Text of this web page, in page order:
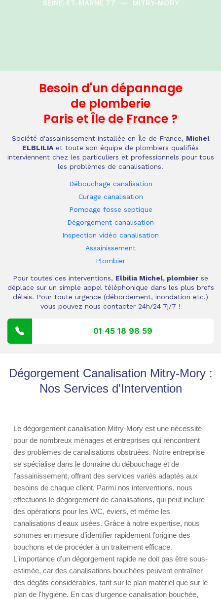
SEINE-ET-MARNE 77
— MITRY-MORY
Besoin d'un dépannage
de plomberie
Paris et Île de France ?
Société d'assainissement installée en Île de France, Michel
ELBLILIA et toute son équipe de plombiers qualifiés
interviennent chez les particuliers et professionnels pour tous
les problèmes de canalisations.
Débouchage canalisation
Curage canalisation
Pompage fosse septique
Dégorgement canalisation
Inspection vidéo canalisation
Assainissement
Plombier
Pour toutes ces interventions, Elbilia Michel, plombier se
déplace sur un simple appel téléphonique dans les plus brefs
délais. Pour toute urgence (débordement, inondation etc.)
vous pouvez nous contacter 24h/24 7j/7 !
01 45 18 98 59
Dégorgement Canalisation Mitry-Mory :
Nos Services d'Intervention
Le dégorgement canalisation Mitry-Mory est une nécessité
pour de nombreux ménages et entreprises qui rencontrent
des problèmes de canalisations obstruées. Notre entreprise
se spécialise dans le domaine du débouchage et de
l’assainissement, offrant des services variés adaptés aux
besoins de chaque client. Parmi nos interventions, nous
effectuons le dégorgement de canalisations, qui peut inclure
des opérations pour les WC, éviers, et même les
canalisations d'eaux usées. Grâce à notre expertise, nous
sommes en mesure d’identifier rapidement l’origine des
bouchons et de procéder à un traitement efficace.
L'importance d'un dégorgement rapide ne doit pas être sous-
estimée, car des canalisations bouchées peuvent entraîner
des dégâts considérables, tant sur le plan matériel que sur le
plan de l'hygiène. En cas d’urgence canalisation bouchée,